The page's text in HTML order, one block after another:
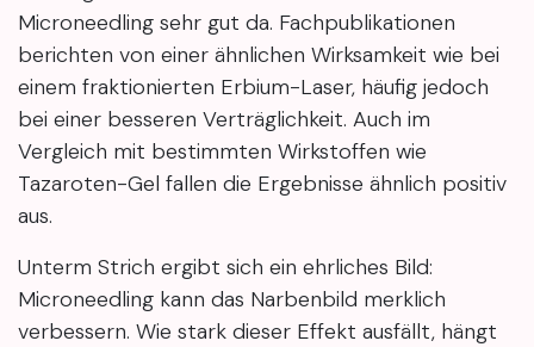
Microneedling sehr gut da. Fachpublikationen
berichten von einer ähnlichen Wirksamkeit wie bei
einem fraktionierten Erbium-Laser, häufig jedoch
bei einer besseren Verträglichkeit. Auch im
Vergleich mit bestimmten Wirkstoffen wie
Tazaroten-Gel fallen die Ergebnisse ähnlich positiv
aus.
Unterm Strich ergibt sich ein ehrliches Bild:
Microneedling kann das Narbenbild merklich
verbessern. Wie stark dieser Effekt ausfällt, hängt